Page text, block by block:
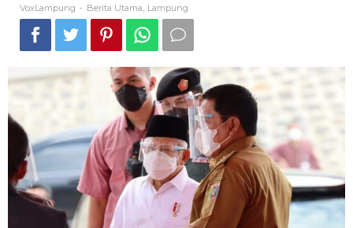
VoxLampung - Berita Utama Lampung